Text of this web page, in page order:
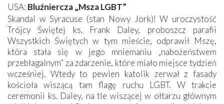
USA: Bluźniercza „Msza LGBT”
Skandal w Syracuse (stan Nowy Jork)! W uroczystość
Trójcy Świętej ks. Frank Daley, proboszcz parafii
Wszystkich Świętych w tym mieście, odprawił Mszę,
która stała się w jego mniemaniu „nabożeństwem
przebłagalnym” za zdarzenie, które miało miejsce tydzień
wcześniej. Wtedy to pewien katolik zerwał z fasady
kościoła wiszącą tam flagę ruchu LGBT. W trakcie
ceremonii ks. Daley, na tle wiszącej w ołtarzu głównym